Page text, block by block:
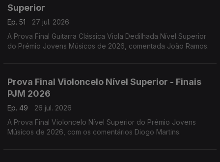
Superior
Ep. 51
27 jul. 2026
A Prova Final Guitarra Clássica Viola Dedilhada Nível Superior
do Prémio Jovens Músicos de 2026, comentada João Ramos.
Prova Final Violoncelo Nível Superior - Finais
PJM 2026
Ep. 49
26 jul. 2026
A Prova Final Violoncelo Nível Superior do Prémio Jovens
Músicos de 2026, com os comentários Diogo Martins.